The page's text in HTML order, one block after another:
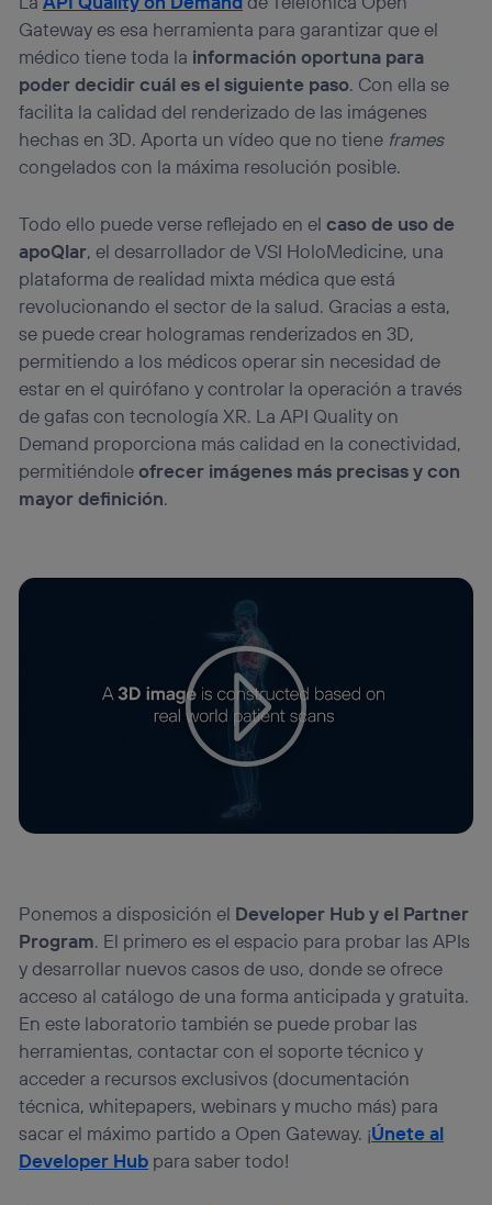
Gateway es esa herramienta para garantizar que el
médico tiene toda la información oportuna para
poder decidir cuál es el siguiente paso. Con ella se
facilita la calidad del renderizado de las imágenes
hechas en 3D. Aporta un vídeo que no tiene frames
congelados con la máxima resolución posible.
Todo ello puede verse reflejado en el caso de uso de
apoQlar, el desarrollador de VSI HoloMedicine, una
plataforma de realidad mixta médica que está
revolucionando el sector de la salud. Gracias a esta,
se puede crear hologramas renderizados en 3D,
permitiendo a los médicos operar sin necesidad de
estar en el quirófano y controlar la operación a través
de gafas con tecnología XR. La API Quality on
Demand proporciona más calidad en la conectividad,
permitiéndoleofrecer imágenes más precisas y con
mayor definición.
Ponemos a disposición el Developer Huby el Partner
Program. El primero es el espacio para probar las APIs
y desarrollar nuevos casos de uso, donde se ofrece
acceso al catálogo de una forma anticipada y gratuita.
En este laboratorio también se puede probar las
herramientas, contactar con el soporte técnico y
acceder a recursos exclusivos (documentación
técnica, whitepapers, webinars y mucho más) para
sacar el máximo partido a Open Gateway. ¡Únete al
Developer Hub para saber todo!